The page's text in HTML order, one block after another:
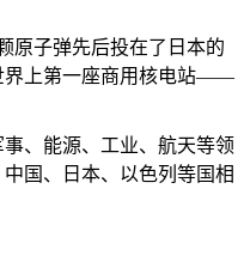
原子弹先后投在了日本的
界上第一座商用核电站——
、能源、工业、航天等领
国、日本、以色列等国相